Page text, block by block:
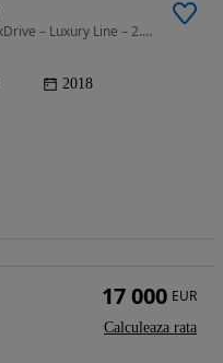
1995 cm3 • 190 CP • BMW Seria 5 G30 xDrive – Luxury Line – 2.0 Diesel Automată
2018
17 000 EUR
Calculeaza rata